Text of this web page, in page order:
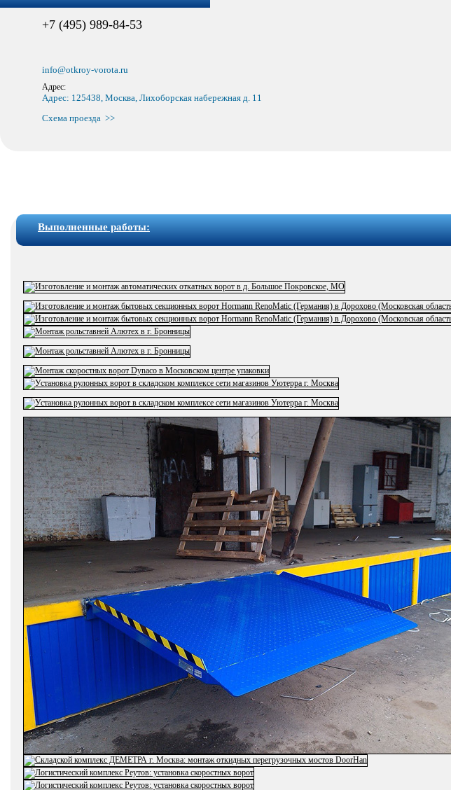
+7 (495) 989-84-53
info@otkroy-vorota.ru
Адрес:
Адрес: 125438, Москва, Лихоборская набережная д. 11
Схема проезда >>
Выполненные работы: